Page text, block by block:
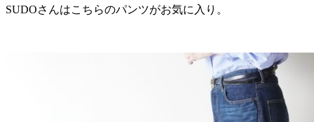
SUDOさんはこちらのパンツがお気に入り。